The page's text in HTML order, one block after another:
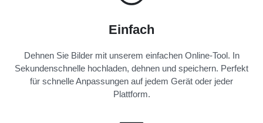
Einfach
Dehnen Sie Bilder mit unserem einfachen Online-Tool. In
Sekundenschnelle hochladen, dehnen und speichern. Perfekt
für schnelle Anpassungen auf jedem Gerät oder jeder
Plattform.